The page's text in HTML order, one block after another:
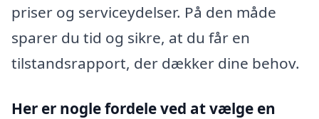
priser og serviceydelser. På den måde
sparer du tid og sikre, at du får en
tilstandsrapport, der dækker dine behov.
Her er nogle fordele ved at vælge en